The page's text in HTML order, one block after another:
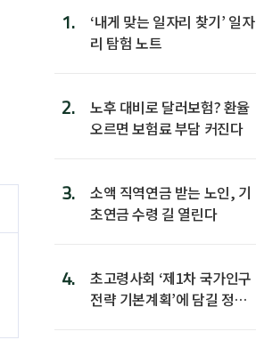
1.
‘내게 맞는 일자리 찾기’ 일자
리 탐험 노트
2.
노후 대비로 달러보험? 환율
오르면 보험료 부담 커진다
3.
소액 직역연금 받는 노인, 기
초연금 수령 길 열린다
4.
초고령사회 ‘제1차 국가인구
전략 기본계획’에 담길 정책